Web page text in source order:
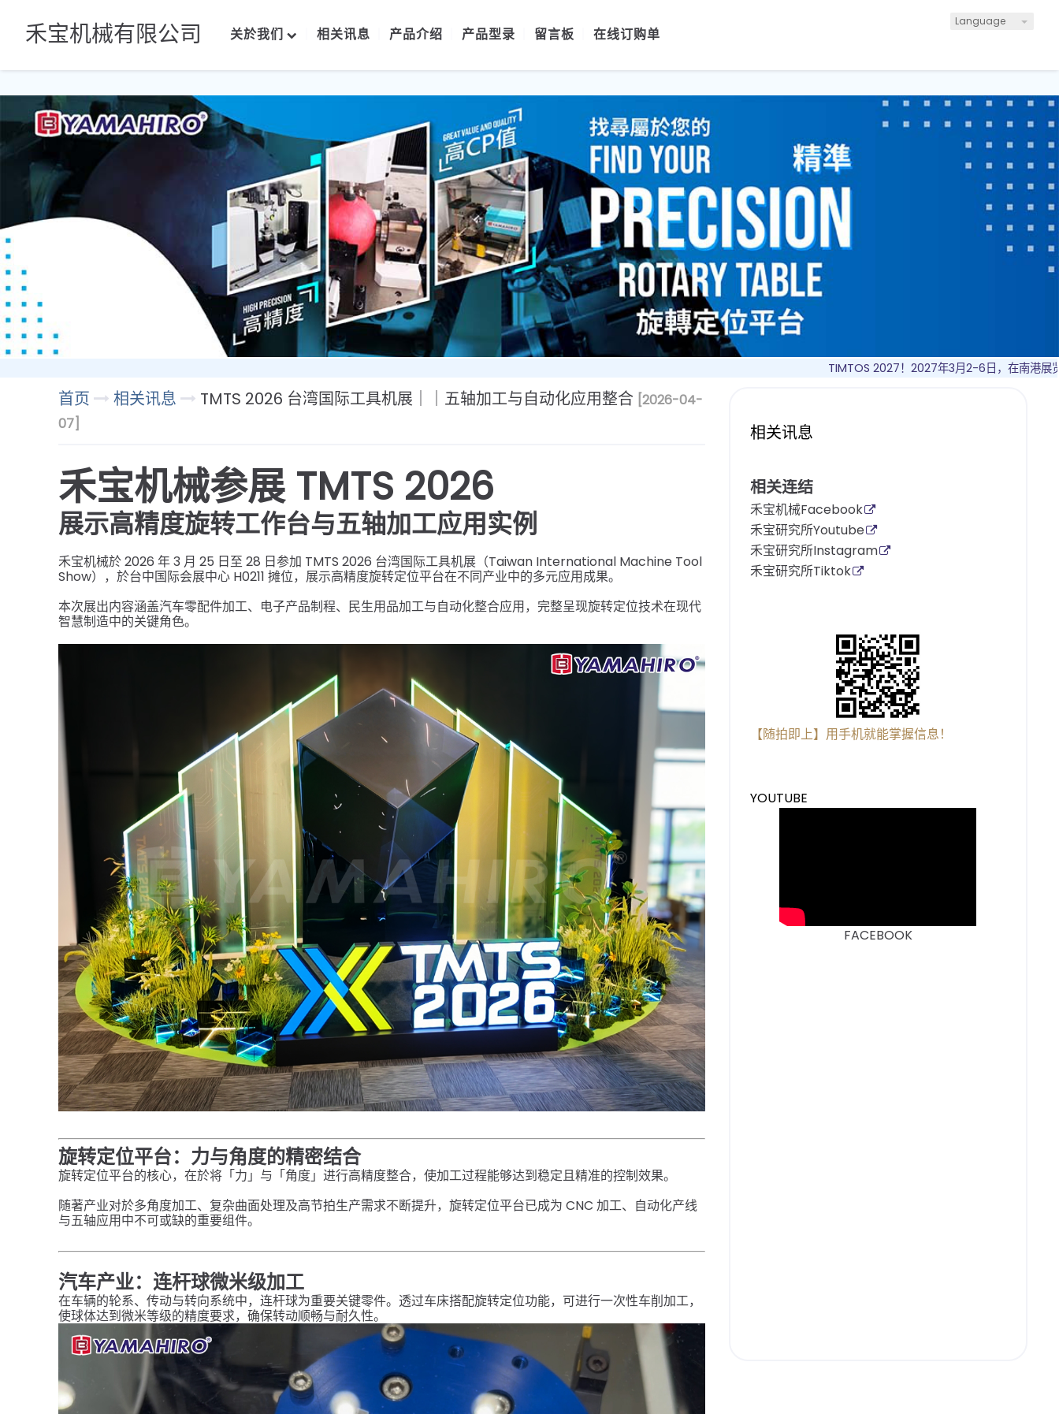
Language
禾宝机械有限公司 关於我们 相关讯息 产品介绍 产品型录 留言板 在线订购单
相关讯息
相关连结
禾宝机械Facebook
禾宝研究所Youtube
禾宝研究所Instagram
禾宝研究所Tiktok
【随拍即上】用手机就能掌握信息！
YOUTUBE
FACEBOOK
TIMTOS 2027！2027年3月2-6日，在南港展览馆！敬请
首页 相关讯息 TMTS 2026 台湾国际工具机展｜｜五轴加工与自动化应用整合 [2026-04-
07]
禾宝机械参展 TMTS 2026
展示高精度旋转工作台与五轴加工应用实例
禾宝机械於 2026 年 3 月 25 日至 28 日参加 TMTS 2026 台湾国际工具机展（Taiwan International Machine Tool
Show），於台中国际会展中心 H0211 摊位，展示高精度旋转定位平台在不同产业中的多元应用成果。
本次展出内容涵盖汽车零配件加工、电子产品制程、民生用品加工与自动化整合应用，完整呈现旋转定位技术在现代
智慧制造中的关键角色。
旋转定位平台：力与角度的精密结合
旋转定位平台的核心，在於将「力」与「角度」进行高精度整合，使加工过程能够达到稳定且精准的控制效果。
随著产业对於多角度加工、复杂曲面处理及高节拍生产需求不断提升，旋转定位平台已成为 CNC 加工、自动化产线
与五轴应用中不可或缺的重要组件。
汽车产业：连杆球微米级加工
在车辆的轮系、传动与转向系统中，连杆球为重要关键零件。透过车床搭配旋转定位功能，可进行一次性车削加工，
使球体达到微米等级的精度要求，确保转动顺畅与耐久性。